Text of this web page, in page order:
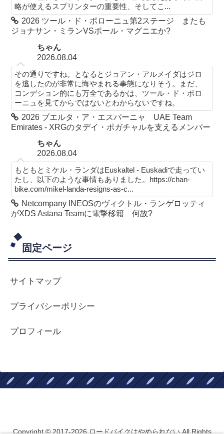
略が使えるスプリンターの重要性、そしてこ...
2026 ツール・ド・ポローニュ第2ステージ またも
ジョナサン・ミランVSポール・マグニエか?
ちゃん
2026.08.04
その通りですね。となるとジョアン・アルメイダはジロ
を逃したのが非常に悔やまれる事態になりそう。まだ、
コンデション的にも万全であるかは、ツール・ド・ポロ
ーニュを見てからではないとわからないですね。
2026 ブエルタ・ア・エスパーニャ UAE Team
Emirates - XRGのタデイ・ポガチャルを支えるメンバー
ちゃん
2026.08.04
もともとミケル・ランダはEuskaltel - Euskadiで走ってい
たし、以下のような事情もありました。https://chan-
bike.com/mikel-landa-resigns-as-c...
Netcompany INEOSのヴィクトル・ランゲロッティ
がXDS Astana Teamに電撃移籍 何故?
固定ページ
サイトマップ
プライバシーポリシー
プロフィール
Copyright © 2017-2026 ロードバイクはやめられない All Rights